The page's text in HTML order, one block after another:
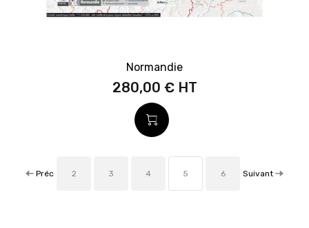
Normandie
280,00 €
Préc 2 3 4 5 6 Suivant